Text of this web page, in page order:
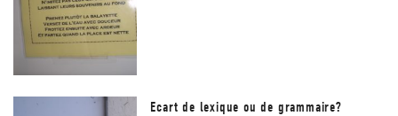
Ecart de lexique ou de grammaire?